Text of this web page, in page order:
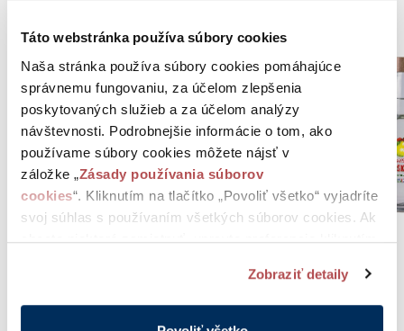
Táto webstránka používa súbory cookies
Naša stránka používa súbory cookies pomáhajúce
správnemu fungovaniu, za účelom zlepšenia
poskytovaných služieb a za účelom analýzy
návštevnosti. Podrobnejšie informácie o tom, ako
používame súbory cookies môžete nájsť v
záložke „Zásady používania súborov
cookies“. Kliknutím na tlačítko „Povoliť všetko“ vyjadríte
svoj súhlas s používaním všetkých súborov cookies. Ak
chcete niektoré zamietnuť, upravte preferencie kliknutím
Zobraziť detaily
Mohlo by vás zaujať
slivovica 52
% demižón